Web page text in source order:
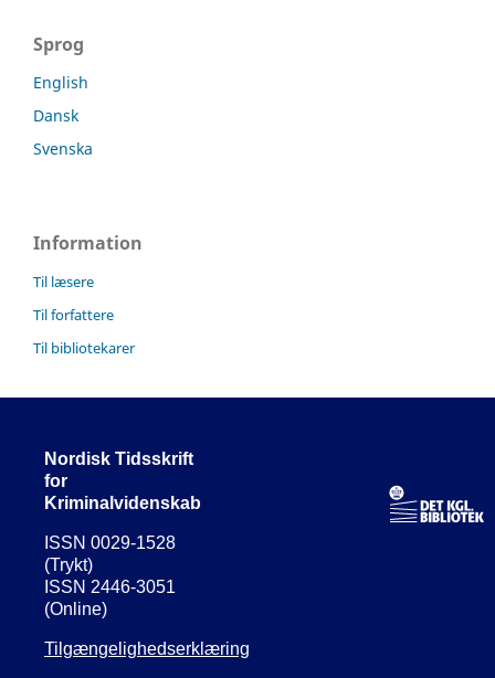
Sprog
English
Dansk
Svenska
Information
Til læsere
Til forfattere
Til bibliotekarer
Nordisk Tidsskrift
for
Kriminalvidenskab
ISSN 0029-1528
(Trykt)
ISSN 2446-3051
(Online)
Tilgængelighedserklæring